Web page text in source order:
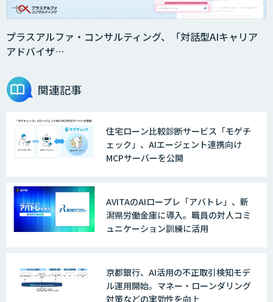
プラスアルファ・コンサルティング、「対話型AIキャリア
アドバイザ…
関連記事
住宅ローン比較診断サービス「モゲチ
ェック」、AIエージェント連携向け
MCPサーバーを公開
AVITAのAIロープレ「アバトレ」、新
潟県労働金庫に導入。職員の対人コミ
ュニケーション訓練に活用
京都銀行、AI活用の不正取引検知モデ
ル運用開始。マネー・ローンダリング
対策などの実効性を向上